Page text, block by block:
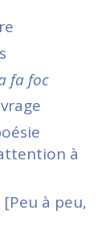
fa foc
à
[Peu à peu,